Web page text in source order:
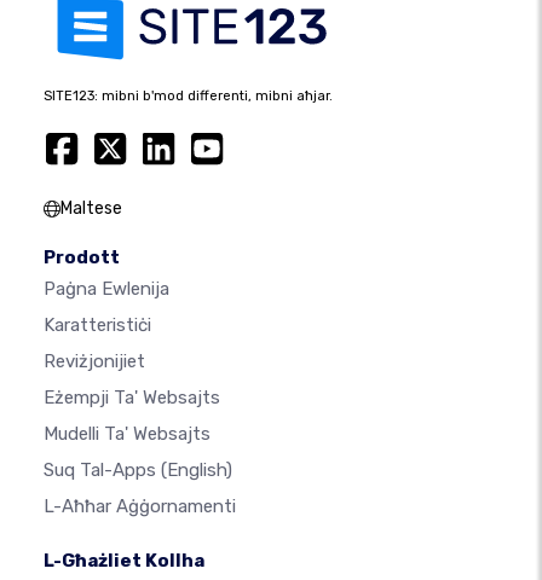
SITE123: mibni b'mod differenti, mibni aħjar.
Maltese
Prodott
Paġna Ewlenija
Karatteristiċi
Reviżjonijiet
Eżempji Ta' Websajts
Mudelli Ta' Websajts
Suq Tal-Apps (English)
L-Aħħar Aġġornamenti
L-Għażliet Kollha